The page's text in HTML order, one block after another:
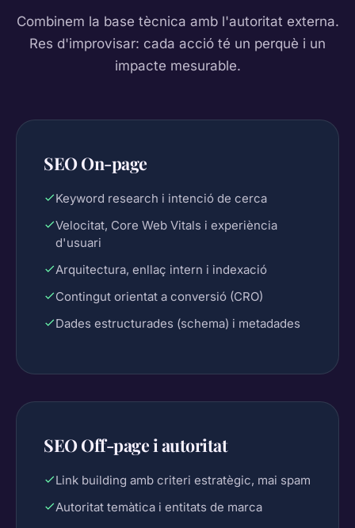
Combinem la base tècnica amb l'autoritat externa.
Res d'improvisar: cada acció té un perquè i un
impacte mesurable.
SEO On-page
Keyword research i intenció de cerca
Velocitat, Core Web Vitals i experiència
d'usuari
Arquitectura, enllaç intern i indexació
Contingut orientat a conversió (CRO)
Dades estructurades (schema) i metadades
SEO Off-page i autoritat
Link building amb criteri estratègic, mai spam
Autoritat temàtica i entitats de marca